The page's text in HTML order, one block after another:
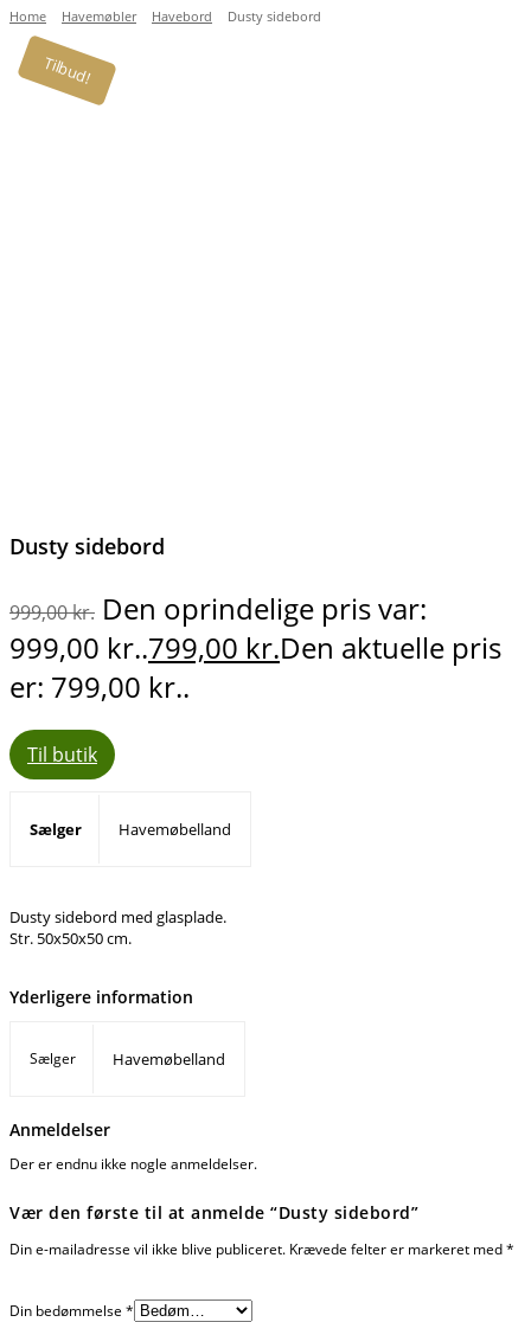
Home Havemøbler Havebord Dusty sidebord
Tilbud!
Dusty sidebord
999,00kr. Den oprindelige pris var:
999,00 kr..799,00 kr.Den aktuelle pris
er: 799,00 kr..
Til butik
Sælger Havemøbelland
Dusty sidebord med glasplade.
Str. 50x50x50 cm.
Yderligere information
Sælger Havemøbelland
Anmeldelser
Der er endnu ikke nogle anmeldelser.
Vær den første til at anmelde “Dusty sidebord”
Din e-mailadresse vil ikke blive publiceret. Krævede felter er markeret med*
Din bedømmelse *